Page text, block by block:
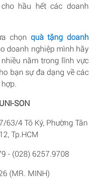
hầu hết các doanh
chọn quà tặng doanh
doanh nghiệp mình hãy
năm trong lĩnh vực
bạn sự đa dạng về các
SON
63/4 Tô Ký, Phường Tân
Tp.HCM
- (028) 6257.9708
(MR. MINH)